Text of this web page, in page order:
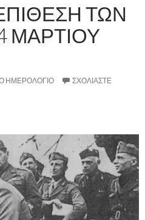
ΤΩΝ
ΜΑΡΤΙΟΥ
ΗΜΕΡΟΛΟΓΙΟ ΣΧΟΛΙΆΣΤΕ